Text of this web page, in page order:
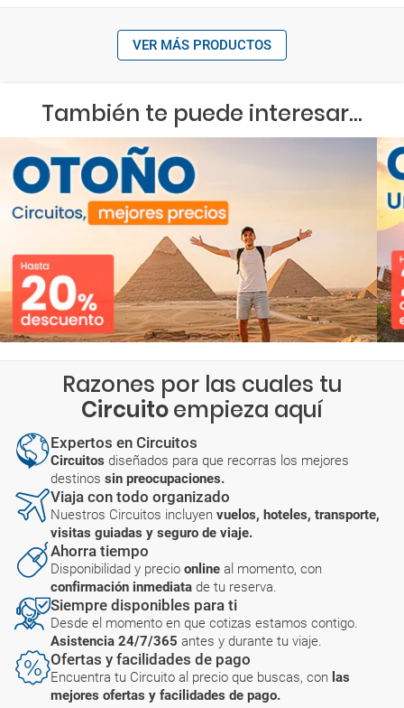
VER MÁS PRODUCTOS
También te puede interesar...
Razones por las cuales tu
Circuitoempieza aquí
Expertos en Circuitos
Circuitos diseñados para que recorras los mejores
destinos sin preocupaciones.
Viaja con todo organizado
Nuestros Circuitos incluyen vuelos, hoteles, transporte,
visitas guiadas y seguro de viaje.
Ahorra tiempo
Disponibilidad y precio online al momento, con
confirmación inmediata de tu reserva.
Siempre disponibles para ti
Desde el momento en que cotizas estamos contigo.
Asistencia 24/7/365 antes y durante tu viaje.
Ofertas y facilidades de pago
Encuentra tu Circuito al precio que buscas, con las
mejores ofertas y facilidades de pago.